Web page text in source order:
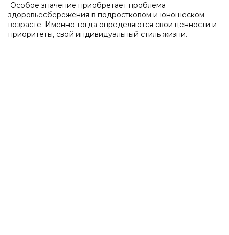
Особое значение приобретает проблема
здоровьесбережения в подростковом и юношеском
возрасте. Именно тогда определяются свои ценности и
приоритеты, свой индивидуальный стиль жизни.